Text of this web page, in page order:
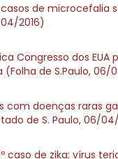
de microcefalia
2016)
Congresso dos EUA
de S.Paulo, 06/
com doenças raras
de S. Paulo, 06/
caso de zika; vírus